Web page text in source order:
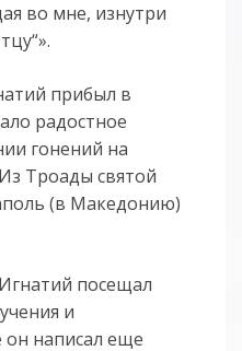
во мне, изнутри
прибыл в
радостное
гонений на
Троады святой
(в Македонию)
посещал
и
он написал еще